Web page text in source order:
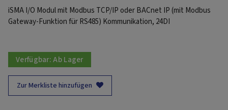
iSMA I/O Modul mit Modbus TCP/IP oder BACnet IP (mit Modbus
Gateway-Funktion für RS485) Kommunikation, 24DI
Verfügbar:Ab Lager
Zur Merkliste hinzufügen